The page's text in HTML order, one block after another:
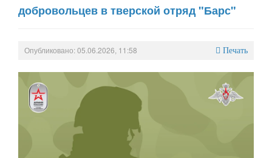
добровольцев в тверской отряд "Барс"
Опубликовано: 05.06.2026, 11:58 Печать